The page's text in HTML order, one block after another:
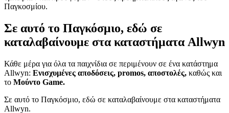
Παγκοσμίου.
Σε αυτό το Παγκόσμιο, εδώ σε
καταλαβαίνουμε στα καταστήματα Allwyn
Κάθε μέρα για όλα τα παιχνίδια σε περιμένουν σε ένα κατάστημα
Allwyn: Eνισχυμένες αποδόσεις, promos, αποστολές, καθώς και
το Mούντο Game.
Σε αυτό το Παγκόσμιο, εδώ σε καταλαβαίνουμε στα καταστήματα
Allwyn.